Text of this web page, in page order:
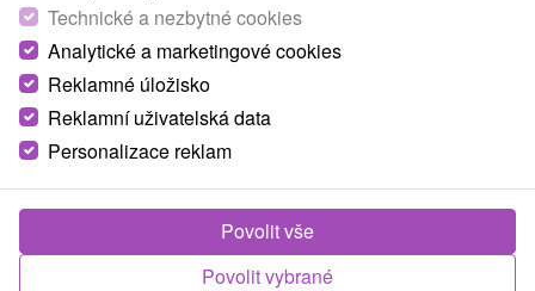
Technické a nezbytné cookies
Analytické a marketingové cookies
Reklamné úložisko
Reklamní uživatelská data
Personalizace reklam
Povolit vybrané
Povolit vše